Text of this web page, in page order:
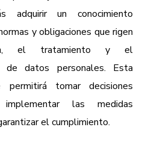
adquirir un conocimiento
y obligaciones que rigen
el tratamiento y el
de datos personales. Esta
permitirá tomar decisiones
las medidas
el cumplimiento.